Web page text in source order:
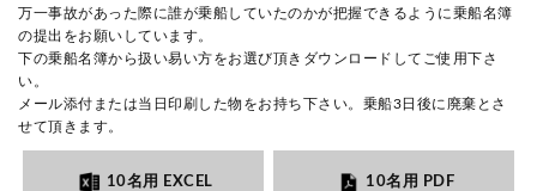
万一事故があった際に誰が乗船していたのかが把握できるように乗船名簿
の提出をお願いしています。
下の乗船名簿から扱い易い方をお選び頂きダウンロードしてご使用下さ
い。
メール添付または当日印刷した物をお持ち下さい。乗船3日後に廃棄とさ
せて頂きます。
10名用 EXCEL 10名用 PDF